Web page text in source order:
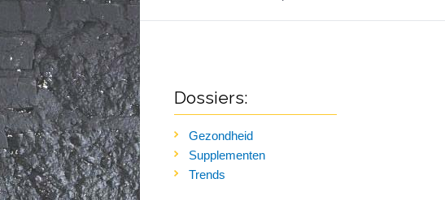
Dossiers:
Gezondheid
Supplementen
Trends